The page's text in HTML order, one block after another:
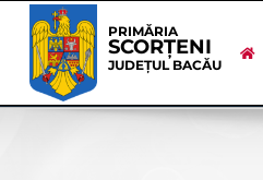
PRIMĂRIA
SCORȚENI
JUDEȚUL BACĂU